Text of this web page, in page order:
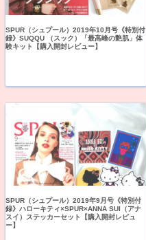
SPUR（シュプール）2019年10月号《特別付
録》SUQQU （スック）「最高峰の艶肌」体
験キット【購入開封レビュー】
SPUR（シュプール）2019年9月号《特別付
録》ハローキティ×SPUR×ANNA SUI（アナ
スイ）ステッカーセット【購入開封レビュ
ー】